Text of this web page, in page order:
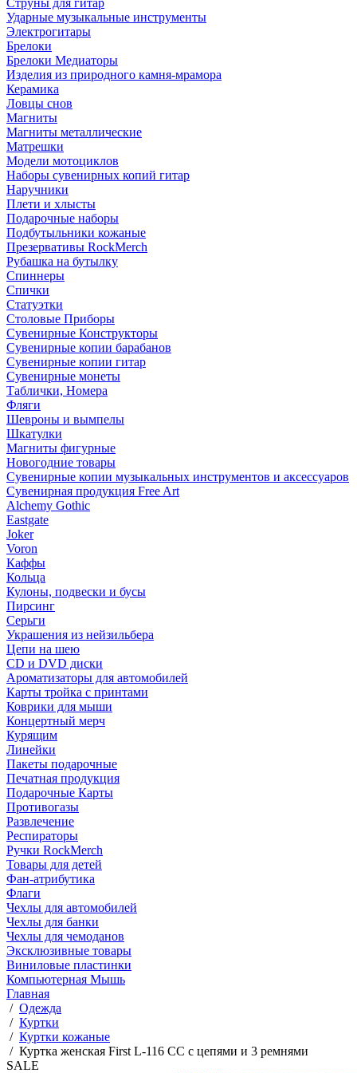
Струны для гитар
Ударные музыкальные инструменты
Электрогитары
Брелоки
Брелоки Медиаторы
Изделия из природного камня-мрамора
Керамика
Ловцы снов
Магниты
Магниты металлические
Матрешки
Модели мотоциклов
Наборы сувенирных копий гитар
Наручники
Плети и хлысты
Подарочные наборы
Подбутыльники кожаные
Презервативы RockMerch
Рубашка на бутылку
Спиннеры
Спички
Статуэтки
Столовые Приборы
Сувенирные Конструкторы
Сувенирные копии барабанов
Сувенирные копии гитар
Сувенирные монеты
Таблички, Номера
Фляги
Шевроны и вымпелы
Шкатулки
Магниты фигурные
Новогодние товары
Сувенирные копии музыкальных инструментов и аксессуаров
Сувенирная продукция Free Art
Alchemy Gothic
Eastgate
Joker
Voron
Каффы
Кольца
Кулоны, подвески и бусы
Пирсинг
Серьги
Украшения из нейзильбера
Цепи на шею
CD и DVD диски
Ароматизаторы для автомобилей
Карты тройка с принтами
Коврики для мыши
Концертный мерч
Курящим
Линейки
Пакеты подарочные
Печатная продукция
Подарочные Карты
Противогазы
Развлечение
Респираторы
Ручки RockMerch
Товары для детей
Фан-атрибутика
Флаги
Чехлы для автомобилей
Чехлы для банки
Чехлы для чемоданов
Эксклюзивные товары
Виниловые пластинки
Компьютерная Мышь
Главная
/ Одежда
/ Куртки
/ Куртки кожаные
/ Куртка женская First L-116 CC с цепями и 3 ремнями
SALE